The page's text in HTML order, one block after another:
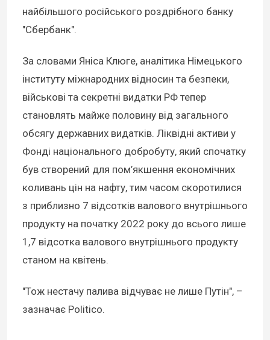
найбільшого російського роздрібного банку
"Сбербанк".
За словами Яніса Клюге, аналітика Німецького
інституту міжнародних відносин та безпеки,
військові та секретні видатки РФ тепер
становлять майже половину від загального
обсягу державних видатків. Ліквідні активи у
Фонді національного добробуту, який спочатку
був створений для пом’якшення економічних
коливань цін на нафту, тим часом скоротилися
з приблизно 7 відсотків валового внутрішнього
продукту на початку 2022 року до всього лише
1,7 відсотка валового внутрішнього продукту
станом на квітень.
"Тож нестачу палива відчуває не лише Путін", –
зазначає Politico.